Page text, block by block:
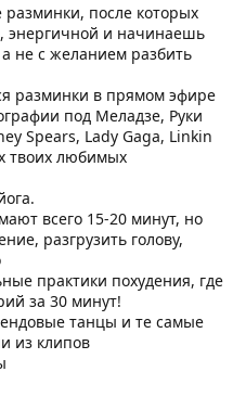
после которых
энергичной и начинаешь
не с желанием разбить
разминки в прямом эфире
под Меладзе, Руки
Spears, Lady Gaga, Linkin
твоих любимых
всего 15-20 минут, но
разгрузить голову,
практики похудения, где
за 30 минут!
танцы и те самые
из клипов